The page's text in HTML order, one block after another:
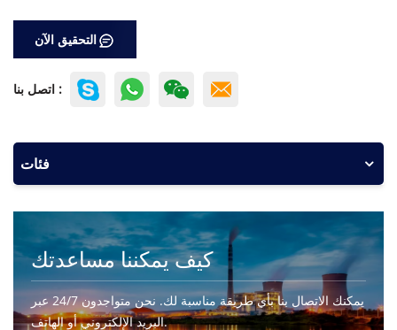
التحقيق الآن
اتصل بنا :
فئات
كيف يمكننا مساعدتك
يمكنك الاتصال بنا بأي طريقة مناسبة لك. نحن متواجدون 24/7 عبر
البريد الإلكتروني أو الهاتف.